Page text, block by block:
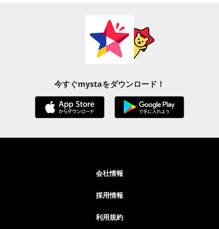
今すぐmystaをダウンロード！
会社情報
採用情報
利用規約